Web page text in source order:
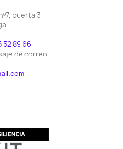
puerta 3
52 89 66
de correo